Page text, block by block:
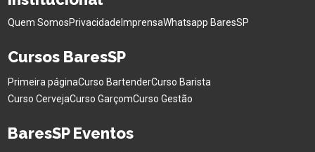
Quem SomosPrivacidade ImprensaWhatsapp BaresSP
Cursos BaresSP
Primeira páginaCurso BartenderCurso Barista
Curso CervejaCurso GarçomCurso Gestão
BaresSP Eventos